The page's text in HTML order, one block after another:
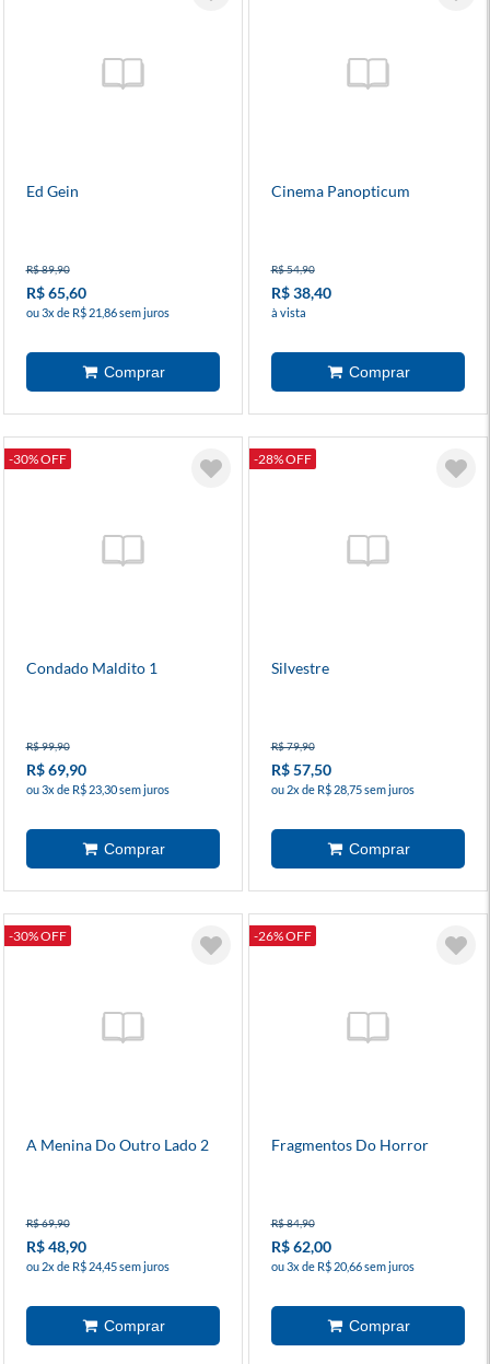
Ed Gein
R$ 89,90
R$ 65,60
ou 3x de R$ 21,86 sem juros
Cinema Panopticum
R$ 54,90
R$ 38,40
à vista
-30% OFF
Condado Maldito 1
R$ 99,90
R$ 69,90
ou 3x de R$ 23,30 sem juros
-28% OFF
Silvestre
R$ 79,90
R$ 57,50
ou 2x de R$ 28,75 sem juros
-30% OFF
A Menina Do Outro Lado 2
R$ 69,90
R$ 48,90
ou 2x de R$ 24,45 sem juros
-26% OFF
Fragmentos Do Horror
R$ 84,90
R$ 62,00
ou 3x de R$ 20,66 sem juros